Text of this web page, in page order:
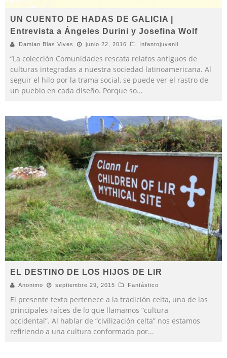
UN CUENTO DE HADAS DE GALICIA |
Entrevista a Ángeles Durini y Josefina Wolf
Damian Blas Vives junio 22, 2016 Infantojuvenil
“La colección Comunidades rescata relatos antiguos de
culturas integradas a nuestra sociedad latinoamericana. Al
seguir el hilo por la trama social, se puede ver el rastro de
un pueblo en cada diseño. Porque so...
EL DESTINO DE LOS HIJOS DE LIR
Anonimo septiembre 29, 2015 Fantástico
El presente texto pertenece a la tradición celta, una de las
principales raíces de lo que llamamos “cultura
occidental”. Al hablar de “civilización celta” nos estamos
refiriendo a una cultura conformada por...